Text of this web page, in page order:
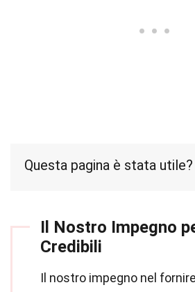
Questa pagina è stata utile?
Il Nostro Impegno
Credibili
Il nostro impegno nel